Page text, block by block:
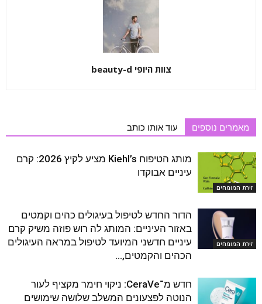
צוות היופי beauty-d
מאמרים נוספים עוד אותו כותב
זירת המומחים
מותג הטיפוח Kiehl’s מציע לקיץ 2026: קרם
עיניים אבוקדו
זירת המומחים
הדור החדש לטיפול בעיגולים כהים וקמטים
באזור העיניים: המותג לה רוש פוזה משיק קרם
עיניים חדשני המיועד לטיפול במראה העיגולים
הכהים והקמטים,...
חדש מ־CeraVe: ניקוי חימר מקציף לעור
הנוטה לפצעונים המשלב שלושה שימושים